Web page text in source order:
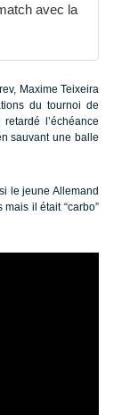
avec la
Maxime Teixeira
du tournoi de
l’échéance
sauvant une balle
le jeune Allemand
il était “carbo”